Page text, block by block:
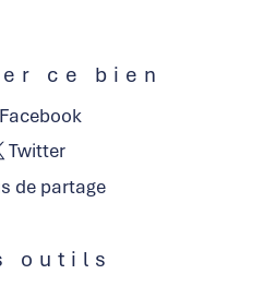
ce bien
Facebook
Twitter
de partage
outils